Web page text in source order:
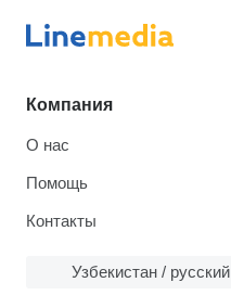
Компания
О нас
Помощь
Контакты
Узбекистан / русский